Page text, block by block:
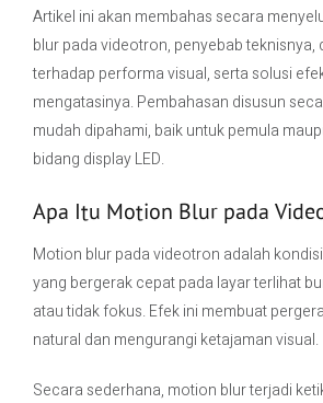
Artikel ini akan membahas secara
blur pada videotron, penyebab teknisnya,
terhadap performa visual, serta solusi
mengatasinya. Pembahasan disusun
mudah dipahami, baik untuk pemula
bidang display LED.
Apa Itu Motion Blur pada
Motion blur pada videotron adalah
yang bergerak cepat pada layar terlihat
atau tidak fokus. Efek ini membuat
natural dan mengurangi ketajaman visual.
Secara sederhana, motion blur terjadi